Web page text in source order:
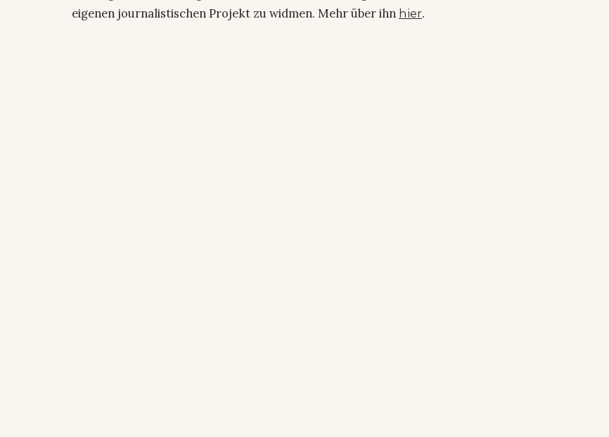
eigenen journalistischen Projekt zu widmen. Mehr über ihn hier.